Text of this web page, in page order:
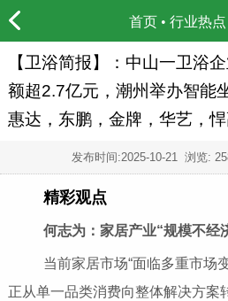
首页 • 行业热点
【卫浴简报】：中山一卫浴
额超2.7亿元，潮州举办智能
惠达，东鹏，金牌，华艺，
发布时间:2025-10-21 浏览:
精彩观点
何志为：家居产业“规模不经
当前家居市场“面临多重市场变
正从单一品类消费向整体解决方案